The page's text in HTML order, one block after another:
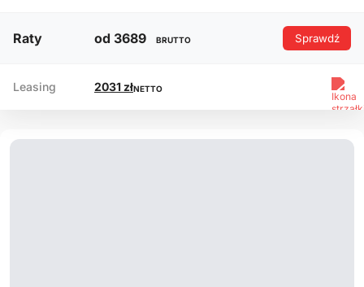
Raty od 3689 BRUTTO Sprawdź
Leasing 2031 złNETTO